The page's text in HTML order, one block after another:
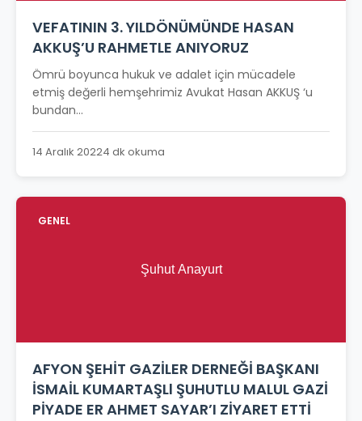
VEFATININ 3. YILDÖNÜMÜNDE HASAN
AKKUŞ’U RAHMETLE ANIYORUZ
Ömrü boyunca hukuk ve adalet için mücadele
etmiş değerli hemşehrimiz Avukat Hasan AKKUŞ ‘u
bundan...
14 Aralık 20224 dk okuma
GENEL
AFYON ŞEHİT GAZİLER DERNEĞİ BAŞKANI
İSMAİL KUMARTAŞLl ŞUHUTLU MALUL GAZİ
PİYADE ER AHMET SAYAR’I ZİYARET ETTİ